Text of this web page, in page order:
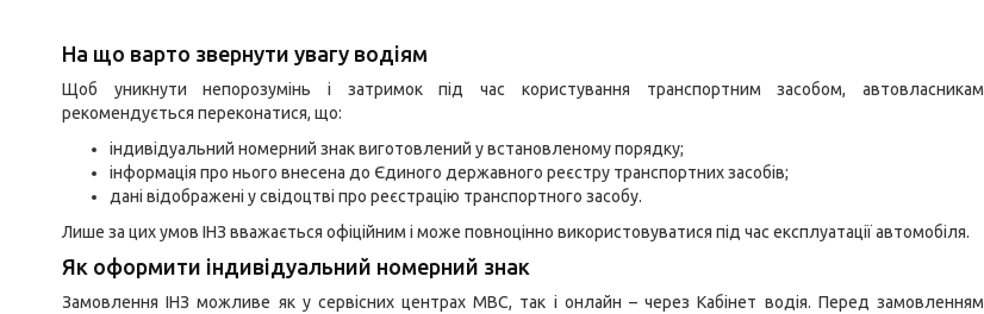
На що варто звернути увагу водіям
Щоб уникнути непорозумінь і затримок під час користування транспортним засобом, автовласникам
рекомендується переконатися, що:
індивідуальний номерний знак виготовлений у встановленому порядку;
інформація про нього внесена до Єдиного державного реєстру транспортних засобів;
дані відображені у свідоцтві про реєстрацію транспортного засобу.
Лише за цих умов ІНЗ вважається офіційним і може повноцінно використовуватися під час експлуатації автомобіля.
Як оформити індивідуальний номерний знак
Замовлення ІНЗ можливе як у сервісних центрах МВС, так і онлайн – через Кабінет водія. Перед замовленням